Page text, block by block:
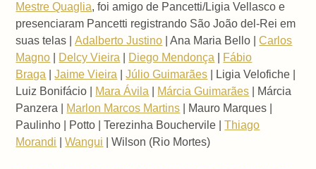
Mestre Quaglia, foi amigo de Pancetti/Ligia Vellasco e
presenciaram Pancetti registrando São João del-Rei em
suas telas |Adalberto Justino | Ana Maria Bello |Carlos
Magno
Delcy Vieira Diego Mendonça
Fábio
Braga |Jaime Vieira |Júlio Guimarães | Ligia Velofiche |
Luiz Bonifácio | Mara Ávila Márcia Guimarães | Márcia
Panzera | Marlon Marcos Martins | Mauro Marques |
Paulinho | Potto | Terezinha Bouchervile |Thiago
Morandi |Wangui | Wilson (Rio Mortes)